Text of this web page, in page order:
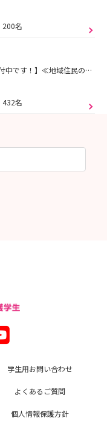
200名
【夏の看護体験予約受付中です！】≪地域住民の命を守る≫ この使命に向かって、学び、支えあい、称えあう仲間がいます！
432名
学生用お問い合わせ
よくあるご質問
個人情報保護方針